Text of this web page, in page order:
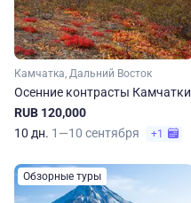
Камчатка, Дальний Восток
Осенние контрасты Камчатки
RUB 120,000
10 дн. 1—10 сентября +1
Обзорные туры